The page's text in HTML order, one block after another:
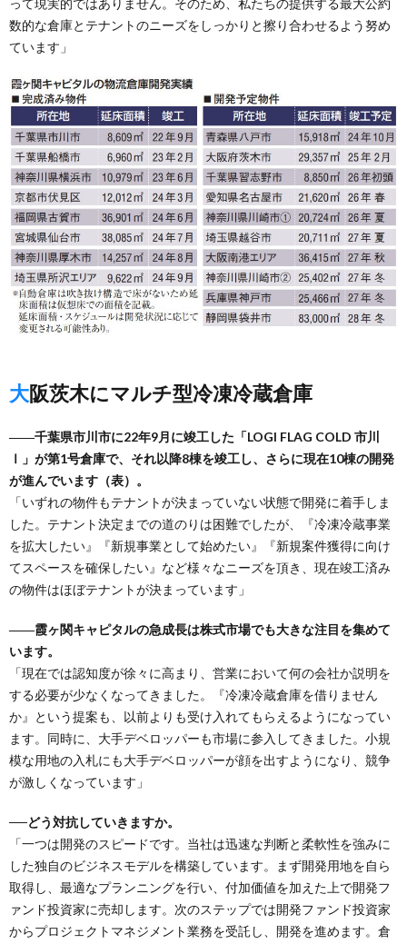
って現実的ではありません。そのため、私たちの提供する最大公約
数的な倉庫とテナントのニーズをしっかりと擦り合わせるよう努め
ています」
大阪茨木にマルチ型冷凍冷蔵倉庫
――千葉県市川市に22年9月に竣工した「LOGI FLAG COLD 市川
Ⅰ」が第1号倉庫で、それ以降8棟を竣工し、さらに現在10棟の開発
が進んでいます（表）。
「いずれの物件もテナントが決まっていない状態で開発に着手しま
した。テナント決定までの道のりは困難でしたが、『冷凍冷蔵事業
を拡大したい』『新規事業として始めたい』『新規案件獲得に向け
てスペースを確保したい』など様々なニーズを頂き、現在竣工済み
の物件はほぼテナントが決まっています」
――霞ヶ関キャピタルの急成長は株式市場でも大きな注目を集めて
います。
「現在では認知度が徐々に高まり、営業において何の会社か説明を
する必要が少なくなってきました。『冷凍冷蔵倉庫を借りません
か』という提案も、以前よりも受け入れてもらえるようになってい
ます。同時に、大手デベロッパーも市場に参入してきました。小規
模な用地の入札にも大手デベロッパーが顔を出すようになり、競争
が激しくなっています」
──どう対抗していきますか。
「一つは開発のスピードです。当社は迅速な判断と柔軟性を強みに
した独自のビジネスモデルを構築しています。まず開発用地を自ら
取得し、最適なプランニングを行い、付加価値を加えた上で開発フ
ァンド投資家に売却します。次のステップでは開発ファンド投資家
からプロジェクトマネジメント業務を受託し、開発を進めます。倉